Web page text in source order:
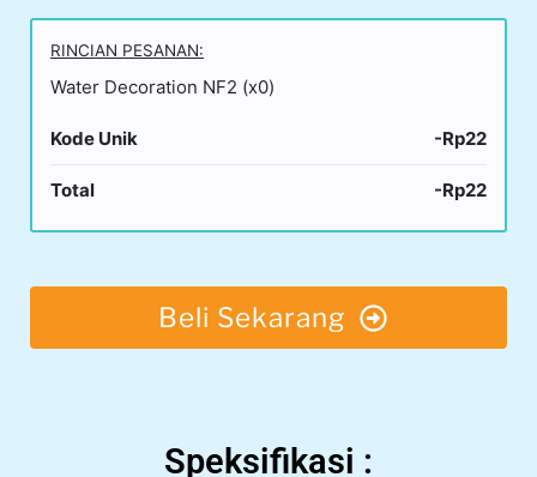
RINCIAN PESANAN:
Water Decoration NF2 (x0)
Kode Unik -Rp22
Total -Rp22
Beli Sekarang
Speksifikasi :